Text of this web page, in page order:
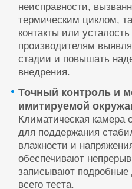
неисправности,
термическим циклом,
контакты или
производителям
стадии и повышать
внедрения.
Точный контроль и
имитируемой
Климатическая камера
для поддержания
влажности и
обеспечивают
записывают подробные
всего теста.